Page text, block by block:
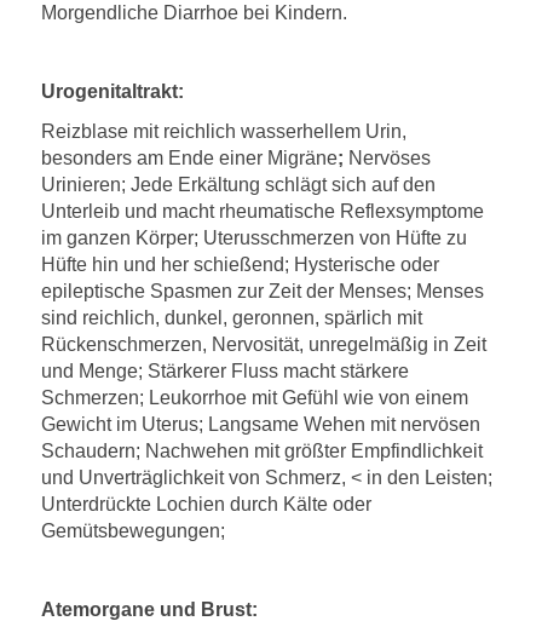
Morgendliche Diarrhoe bei Kindern.
Urogenitaltrakt:
Reizblase mit reichlich wasserhellem Urin,
besonders am Ende einer Migräne; Nervöses
Urinieren; Jede Erkältung schlägt sich auf den
Unterleib und macht rheumatische Reflexsymptome
im ganzen Körper; Uterusschmerzen von Hüfte zu
Hüfte hin und her schießend; Hysterische oder
epileptische Spasmen zur Zeit der Menses; Menses
sind reichlich, dunkel, geronnen, spärlich mit
Rückenschmerzen, Nervosität, unregelmäßig in Zeit
und Menge; Stärkerer Fluss macht stärkere
Schmerzen; Leukorrhoe mit Gefühl wie von einem
Gewicht im Uterus; Langsame Wehen mit nervösen
Schaudern; Nachwehen mit größter Empfindlichkeit
und Unverträglichkeit von Schmerz, < in den Leisten;
Unterdrückte Lochien durch Kälte oder
Gemütsbewegungen;
Atemorgane und Brust: